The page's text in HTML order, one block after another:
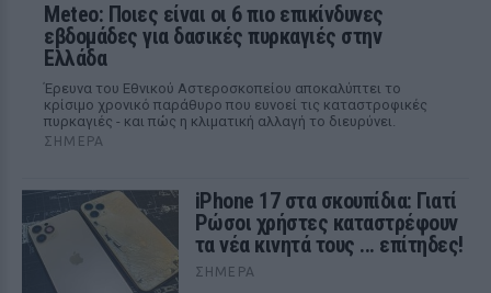
Meteo: Ποιες είναι οι 6 πιο επικίνδυνες
εβδομάδες για δασικές πυρκαγιές στην
Ελλάδα
Έρευνα του Εθνικού Αστεροσκοπείου αποκαλύπτει το
κρίσιμο χρονικό παράθυρο που ευνοεί τις καταστροφικές
πυρκαγιές - και πώς η κλιματική αλλαγή το διευρύνει.
ΣΉΜΕΡΑ
iPhone 17 στα σκουπίδια: Γιατί
Ρώσοι χρήστες καταστρέφουν
τα νέα κινητά τους ... επίτηδες!
ΣΉΜΕΡΑ